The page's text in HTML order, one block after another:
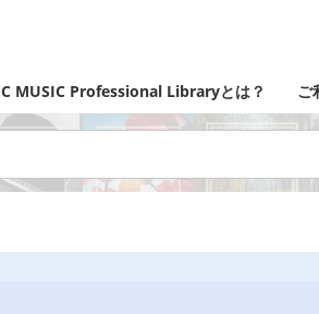
C MUSIC Professional Libraryとは？ ご